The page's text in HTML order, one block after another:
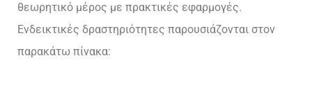
θεωρητικό μέρος με πρακτικές εφαρμογές.
Ενδεικτικές δραστηριότητες παρουσιάζονται στον
παρακάτω πίνακα: